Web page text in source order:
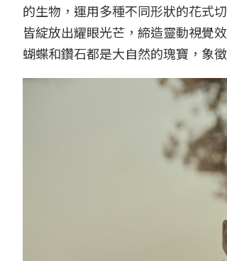
的生物，運用多種不同形狀的花式
皆綻放出耀眼光芒，締造靈動視覺
蝴蝶和鑽石都是大自然的瑰寶，象